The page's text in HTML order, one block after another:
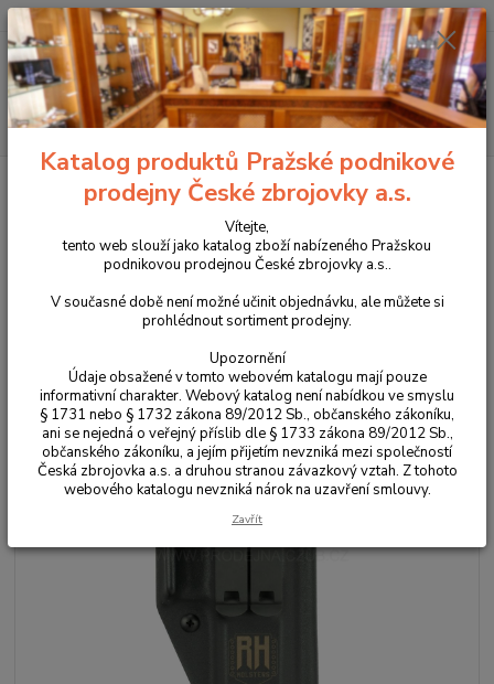
Menu
Hledat
+420 225 375 800
Pouzdra, kufry na zbraně a batohy
Vnitřní kydexové pouzdro IWB
Sharky pro CZ P-10 PRAVÉ
Vnitřní kydexové pouzdro IWB
Sharky pro CZ P-10 PRAVÉ
Katalog produktů Pražské podnikové
prodejny České zbrojovky a.s.
Vítejte,
tento web slouží jako katalog zboží nabízeného Pražskou
podnikovou prodejnou České zbrojovky a.s..
V současné době není možné učinit objednávku, ale můžete si
prohlédnout sortiment prodejny.
Upozornění
Údaje obsažené v tomto webovém katalogu mají pouze
informativní charakter. Webový katalog není nabídkou ve smyslu
§ 1731 nebo § 1732 zákona 89/2012 Sb., občanského zákoníku,
ani se nejedná o veřejný příslib dle § 1733 zákona 89/2012 Sb.,
občanského zákoníku, a jejím přijetím nevzniká mezi společností
Česká zbrojovka a.s. a druhou stranou závazkový vztah. Z tohoto
webového katalogu nevzniká nárok na uzavření smlouvy.
Zavřít